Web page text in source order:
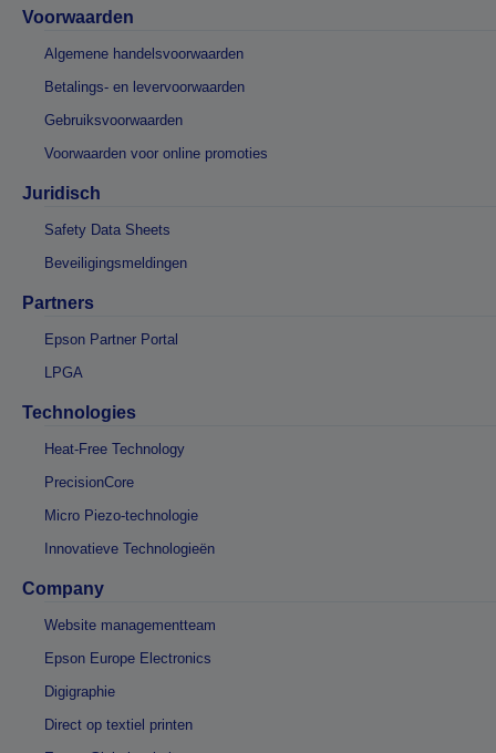
Voorwaarden
Algemene handelsvoorwaarden
Betalings- en levervoorwaarden
Gebruiksvoorwaarden
Voorwaarden voor online promoties
Juridisch
Safety Data Sheets
Beveiligingsmeldingen
Partners
Epson Partner Portal
LPGA
Technologies
Heat-Free Technology
PrecisionCore
Micro Piezo-technologie
Innovatieve Technologieën
Company
Website managementteam
Epson Europe Electronics
Digigraphie
Direct op textiel printen